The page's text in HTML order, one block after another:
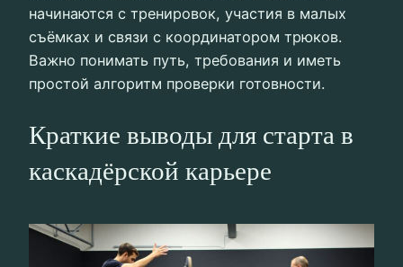
начинаются с тренировок, участия в малых
съёмках и связи с координатором трюков.
Важно понимать путь, требования и иметь
простой алгоритм проверки готовности.
Краткие выводы для старта в
каскадёрской карьере